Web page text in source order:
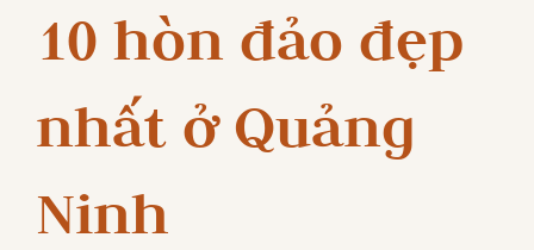
10 hòn đảo đẹp
nhất ở Quảng
Ninh